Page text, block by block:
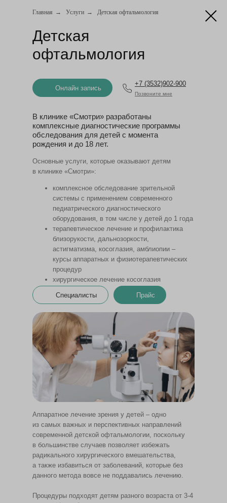
Главная → Услуги → Детская офтальмология
Детская
офтальмология
Онлайн запись
Позвоните мне
+7 (3532)902-900
В клинике «Смотри» разработаны
комплексные диагностические программы
обследования для детей с момента
рождения и до 18 лет.
Основные услуги, которые оказывают детям
в клинике «Смотри»:
комплексное обследование зрительной
системы с применением современного
педиатрического диагностического
оборудования, в том числе у детей до 1 года
терапевтическое лечение и профилактика
близорукости, дальнозоркости,
астигматизма, косоглазия, амблиопии –
курсы аппаратных и физиотерапевтических
процедур
хирургическое лечение косоглазия
ортокератология
Аппаратное лечение зрения у детей – одно
из самых важных и перспективных направлений
современной детской офтальмологии, поскольку
в большинстве случаев позволяет избежать
радикального хирургического вмешательства,
а также избавиться от заболеваний, которые без
данного метода вовсе не поддавались лечению.
Процедуры подходят детям разного возраста от 3-4
Прайс
Специалисты